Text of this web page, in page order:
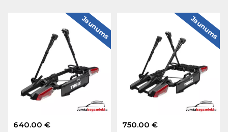
640.00 €
Jaunums
750.00 €
Jaunums